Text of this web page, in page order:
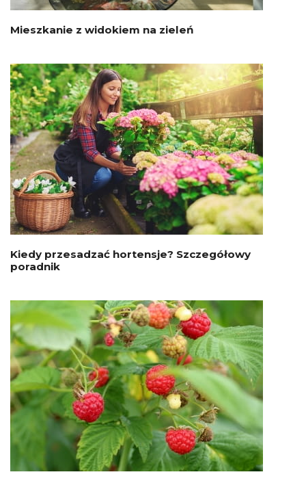
Mieszkanie z widokiem na zieleń
Kiedy przesadzać hortensje? Szczegółowy
poradnik